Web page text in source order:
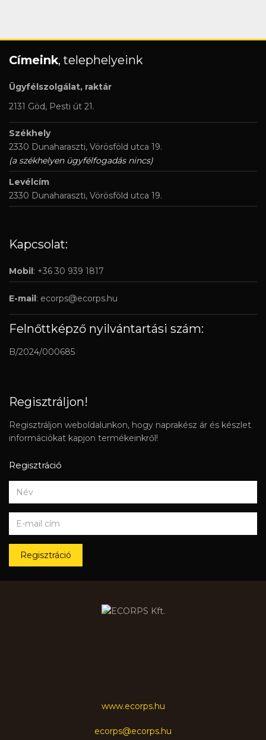
Címeink, telephelyeink
Ügyfélszolgálat, raktár
2131 Göd, Pesti út 21.
Székhely
2330 Dunaharaszti, Vörösföld utca 19.
(a székhelyen ügyfélfogadás nincs)
Levélcím
2330 Dunaharaszti, Vörösföld utca 19.
Kapcsolat:
Mobil: +36 30 939 1817
E-mail: ecorps@ecorps.hu
Felnőttképző nyilvántartási szám:
B/2024/000685
Regisztráljon!
Regisztráljon weboldalunkon, hogy naprakész ár és készlet
információkat kapjon termékeinkről!
Regisztráció
Regisztráció
www.ecorps.hu
ecorps@ecorps.hu